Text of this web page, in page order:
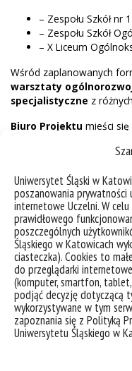
Uniwersytet Śląski w
poszanowania prywatności
internetowe Uczelni. W
prawidłowego
poszczególnych
Śląskiego w Katowicach
ciasteczka). Cookies to
do przeglądarki
(komputer, smartfon,
podjąć decyzję dotyczącą
wykorzystywane w tym
zapoznania się z Polityką
Uniwersytetu Śląskiego w
– Zespołu Szkół nr
– Zespołu Szkół
– X Liceum
Wśród zaplanowanych
warsztaty
specjalistyczne z
Biuro Projektu mieści się
Koordynator projektu:
32 359 1460, e-mail:
Najważniejsze
Okres realizacji:
Planowane efekty:w
podniesienie
poznawczych,